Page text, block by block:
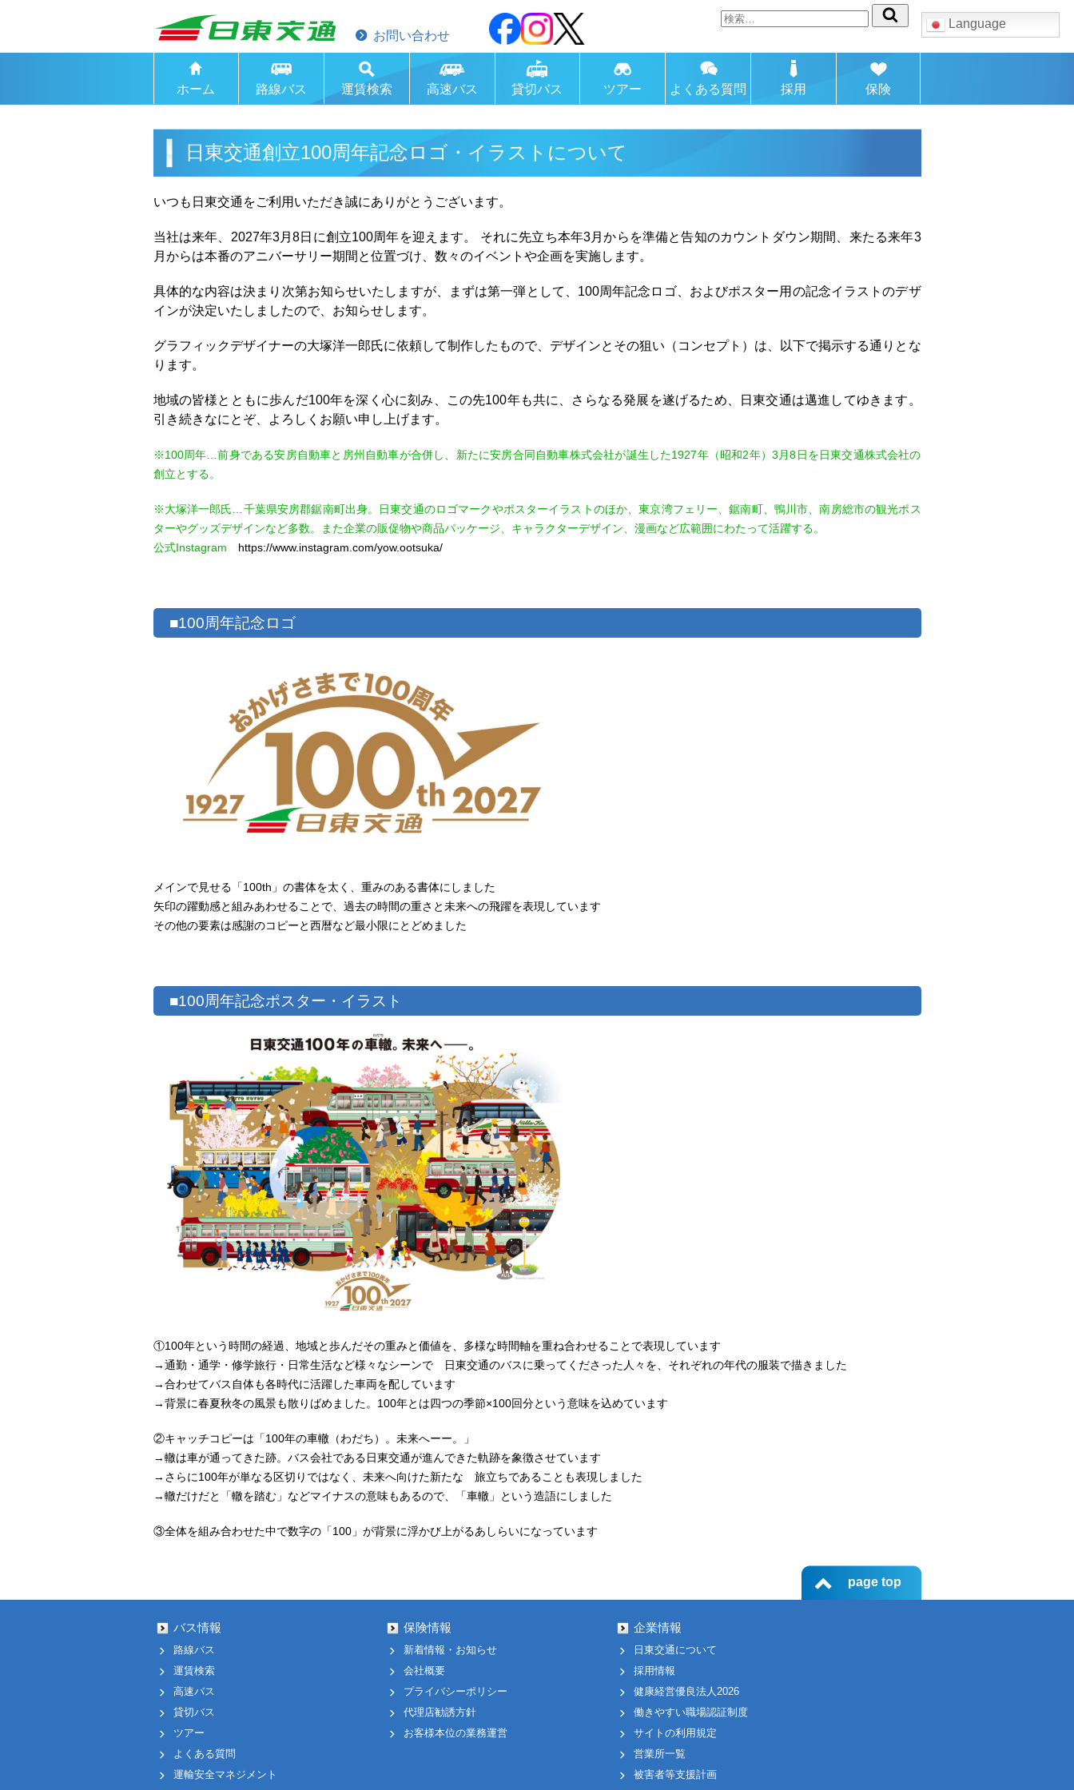
Language
検
索:
お問い合わせ
ホーム 路線バス 運賃検索 高速バス 貸切バス ツアー よくある質問 採用 保険
日東交通創立100周年記念ロゴ・イラストについて
いつも日東交通をご利用いただき誠にありがとうございます。
当社は来年、2027年3月8日に創立100周年を迎えます。 それに先立ち本年3月からを準備と告知のカウントダウン期間、来たる来年3
月からは本番のアニバーサリー期間と位置づけ、数々のイベントや企画を実施します。
具体的な内容は決まり次第お知らせいたしますが、まずは第一弾として、100周年記念ロゴ、およびポスター用の記念イラストのデザ
インが決定いたしましたので、お知らせします。
グラフィックデザイナーの大塚洋一郎氏に依頼して制作したもので、デザインとその狙い（コンセプト）は、以下で掲示する通りとな
ります。
地域の皆様とともに歩んだ100年を深く心に刻み、この先100年も共に、さらなる発展を遂げるため、日東交通は邁進してゆきます。
引き続きなにとぞ、よろしくお願い申し上げます。
※100周年…前身である安房自動車と房州自動車が合併し、新たに安房合同自動車株式会社が誕生した1927年（昭和2年）3月8日を日東交通株式会社の
創立とする。
※大塚洋一郎氏…千葉県安房郡鋸南町出身。日東交通のロゴマークやポスターイラストのほか、東京湾フェリー、鋸南町、鴨川市、南房総市の観光ポス
ターやグッズデザインなど多数。また企業の販促物や商品パッケージ、キャラクターデザイン、漫画など広範囲にわたって活躍する。
公式Instagram https://www.instagram.com/yow.ootsuka/
■100周年記念ロゴ
メインで見せる「100th」の書体を太く、重みのある書体にしました
矢印の躍動感と組みあわせることで、過去の時間の重さと未来への飛躍を表現しています
その他の要素は感謝のコピーと西暦など最小限にとどめました
■100周年記念ポスター・イラスト
①100年という時間の経過、地域と歩んだその重みと価値を、多様な時間軸を重ね合わせること で表現しています
→通勤・通学・修学旅行・日常生活など様々なシーンで 日東交通のバスに乗ってくださった 人々を、それぞれの年代の服装で描きました
→合わせてバス自体も各時代に活躍した車両を配しています
→背景に春夏秋冬の風景も散りばめました。100年とは四つの季節×100回分という意味を込めています
②キャッチコピーは「100年の車轍（わだち）。未来へーー。」
→轍は車が通ってきた跡。バス会社である日東交通が進んできた軌跡を象徴させています
→さらに100年が単なる区切りではなく、未来へ向けた新たな 旅立ちであることも表現しました
→轍だけだと「轍を踏む」などマイナスの意味もあるので、「車轍」という造語にしました
③全体を組み合わせた中で数字の「100」が背景に浮かび上がるあしらいになっています
page top
バス情報
路線バス
運賃検索
高速バス
貸切バス
ツアー
よくある質問
運輸安全マネジメント
保険情報
新着情報・お知らせ
会社概要
プライバシーポリシー
代理店勧誘方針
お客様本位の業務運営
企業情報
日東交通について
採用情報
健康経営優良法人2026
働きやすい職場認証制度
サイトの利用規定
営業所一覧
被害者等支援計画